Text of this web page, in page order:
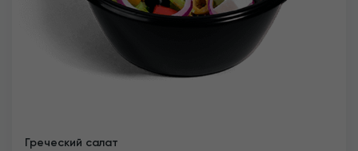
Греческий салат